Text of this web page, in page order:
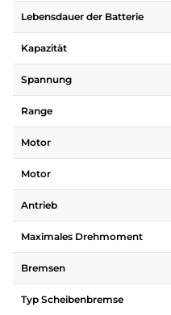
Lebensdauer der Batterie
Kapazität
Spannung
Range
Motor
Motor
Antrieb
Maximales Drehmoment
Bremsen
Typ Scheibenbremse